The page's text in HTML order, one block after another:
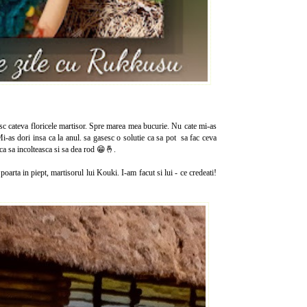
cateva floricele martisor. Spre marea mea bucurie. Nu cate mi-as
as dori insa ca la anul. sa gasesc o solutie ca sa pot sa fac ceva
sa incolteasca si sa dea rod 😁🤞.
in piept, martisorul lui Kouki. I-am facut si lui - ce credeati!